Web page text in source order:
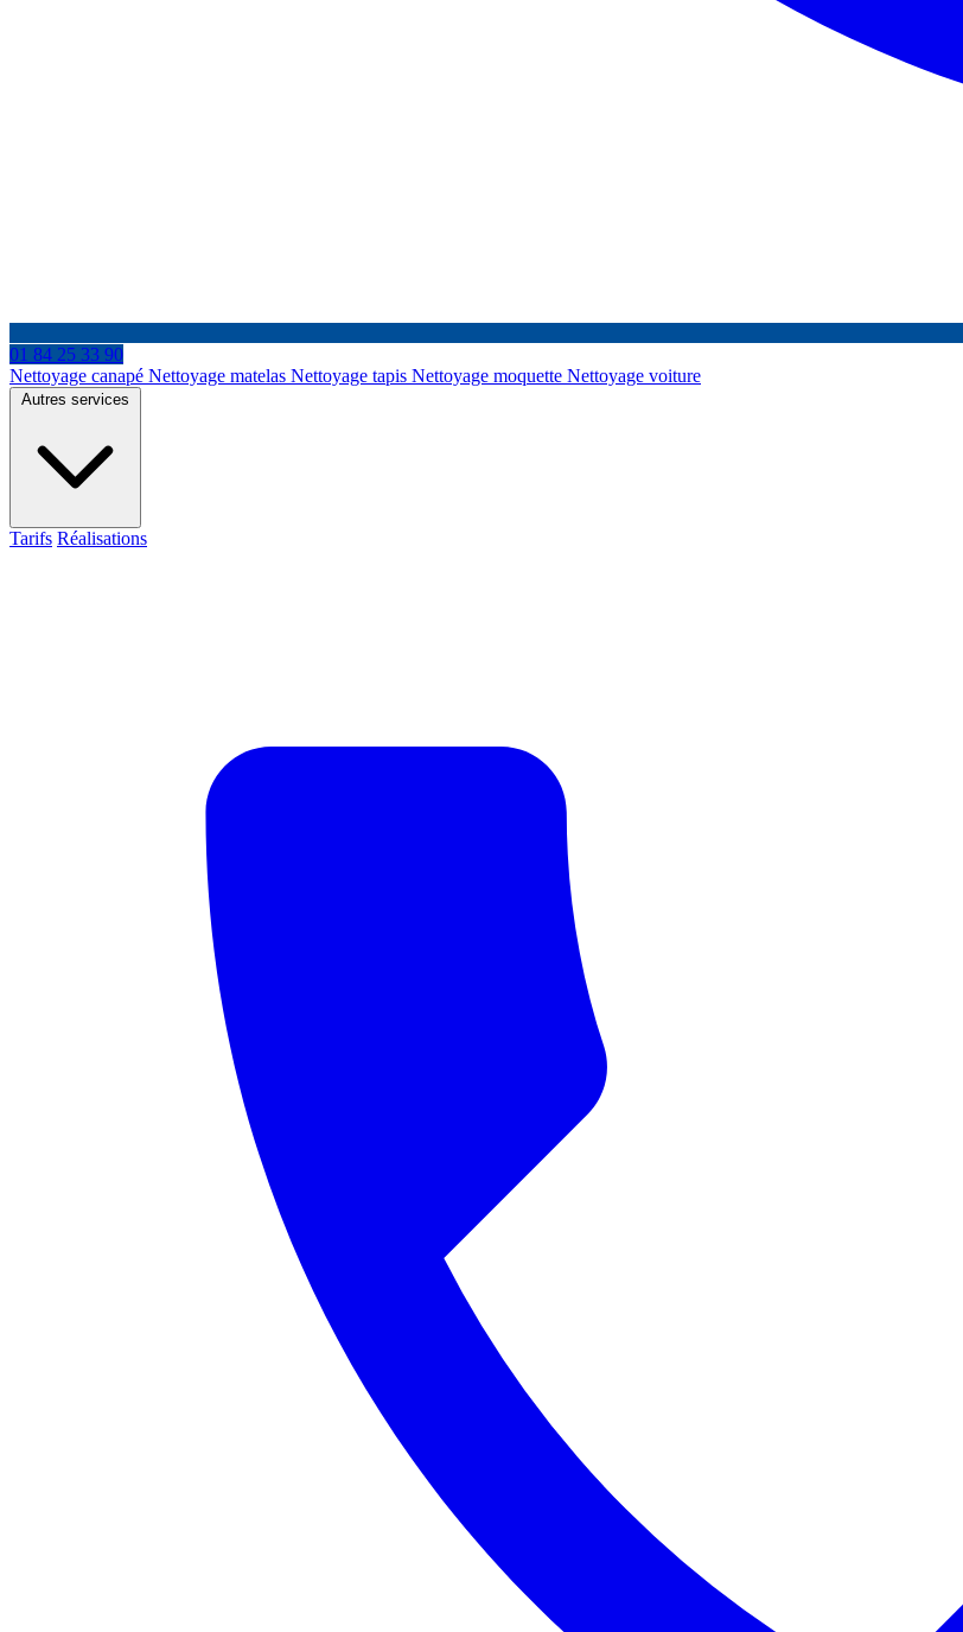
01 84 25 33 90
Nettoyage canapé Nettoyage matelas Nettoyage tapis Nettoyage moquette Nettoyage voiture
Autres services
Tarifs Réalisations